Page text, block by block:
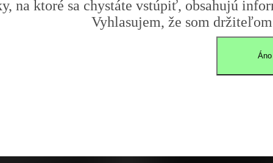
na ktoré sa chystáte vstúpiť, obsahujú
Vyhlasujem, že som
Áno